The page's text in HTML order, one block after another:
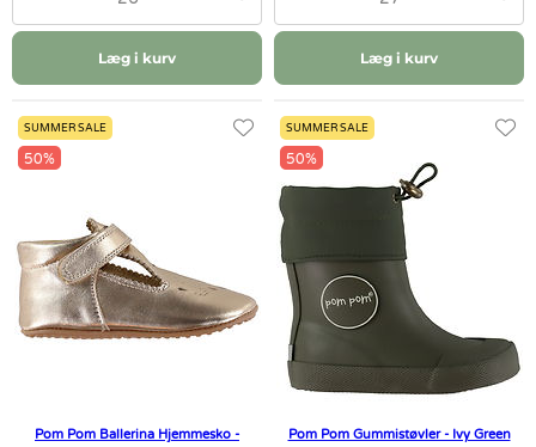
Læg i kurv Læg i kurv
SUMMER SALE
50%
Pom Pom Ballerina Hjemmesko -
SUMMER SALE
50%
Pom Pom Gummistøvler - Ivy Green